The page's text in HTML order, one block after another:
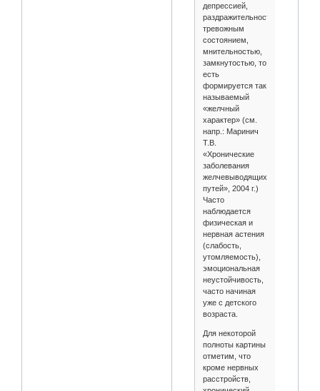
депрессией,
раздражительностью,
тревожным
состоянием,
мнительностью,
замкнутостью, то
есть
формируется так
называемый
«желчный
характер» (см.
напр.: Маринич
Т.В.
«Хронические
заболевания
желчевыводящих
путей», 2004 г.)
Часто
наблюдается
физическая и
нервная астения
(слабость,
утомляемость),
эмоциональная
неустойчивость,
часто начиная
уже с детского
возраста.
Для некоторой
полноты картины
отметим, что
кроме нервных
расстройств,